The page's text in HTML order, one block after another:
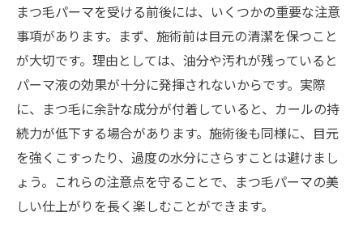
まつ毛パーマを受ける前後には、いくつかの重要な注意
事項があります。まず、施術前は目元の清潔を保つこと
が大切です。理由としては、油分や汚れが残っていると
パーマ液の効果が十分に発揮されないからです。実際
に、まつ毛に余計な成分が付着していると、カールの持
続力が低下する場合があります。施術後も同様に、目元
を強くこすったり、過度の水分にさらすことは避けまし
ょう。これらの注意点を守ることで、まつ毛パーマの美
しい仕上がりを長く楽しむことができます。